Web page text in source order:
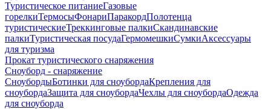
Туристическое питаниеГазовые
горелкиТермосыФонариПаракордПолотенца
туристическиеТреккинговые палкиСкандинавские
палкиТуристическая посудаГермомешкиСумкиАксессуары
для туризма
Прокат туристического снаряжения
Сноуборд - снаряжение
СноубордыБотинки для сноубордаКрепления для
сноубордаЗащита для сноубордаЧехлы для сноубордаОдежда
для сноуборда